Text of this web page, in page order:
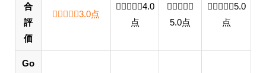
合
評
価
3.0 out of 5.0 stars
3.0点
4.0 out of 5.0 stars
4.0
点
5.0 out of 5.0 stars
5.0点
5.0 out
5.0
点
Go